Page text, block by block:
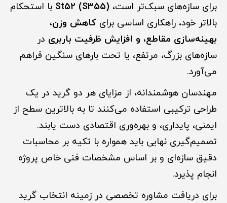
برای سازه‌های سبک‌تر است، St52 (S355) با استحکام
بالاتر خود، راهکاری اساسی برای کاهش وزن،
بهینه‌سازی مقاطع، و افزایش ظرفیت باربری در
سازه‌های بزرگ، مرتفع، یا تحت بارهای سنگین فراهم
می‌آورد.
مهندسان هوشمندانه، از مزایای هر دو گرید در یک
طراحی ترکیبی استفاده می‌کنند تا به بالاترین سطح از
ایمنی، پایداری، و بهره‌وری اقتصادی دست یابند.
تصمیم‌گیری نهایی باید همواره با تکیه بر محاسبات
دقیق سازه‌ای و بر اساس مشخصات فنی خاص پروژه
انجام پذیرد.
برای دریافت مشاوره تخصصی در زمینه انتخاب گرید